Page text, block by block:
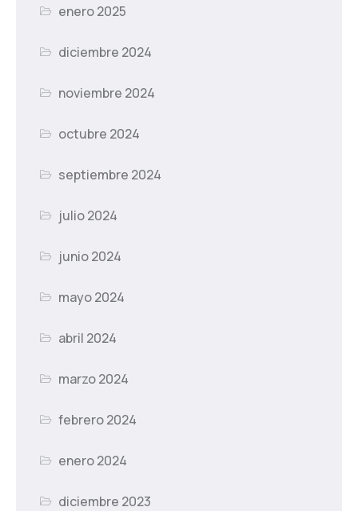
enero 2025
diciembre 2024
noviembre 2024
octubre 2024
septiembre 2024
julio 2024
junio 2024
mayo 2024
abril 2024
marzo 2024
febrero 2024
enero 2024
diciembre 2023